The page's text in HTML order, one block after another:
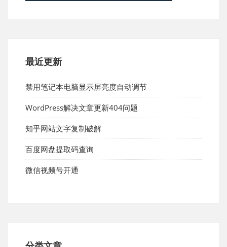
最近更新
禁用笔记本电脑显示屏亮度自动调节
WordPress解决文章更新404问题
知乎网站文字复制破解
百度网盘提取码查询
微信视频号开通